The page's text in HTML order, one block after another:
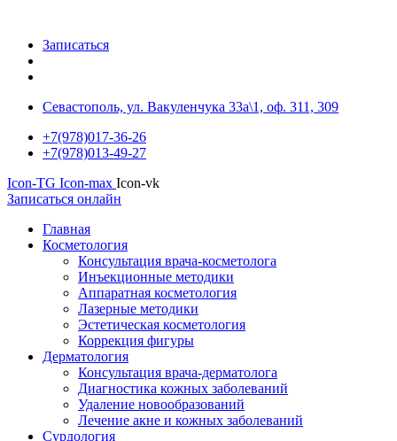
Записаться
Севастополь, ул. Вакуленчука 33а\1, оф. 311, 309
+7(978)017-36-26
+7(978)013-49-27
Icon-TG Icon-max Icon-vk
Записаться онлайн
Главная
Косметология
Консультация врача-косметолога
Инъекционные методики
Аппаратная косметология
Лазерные методики
Эстетическая косметология
Коррекция фигуры
Дерматология
Консультация врача-дерматолога
Диагностика кожных заболеваний
Удаление новообразований
Лечение акне и кожных заболеваний
Сурдология